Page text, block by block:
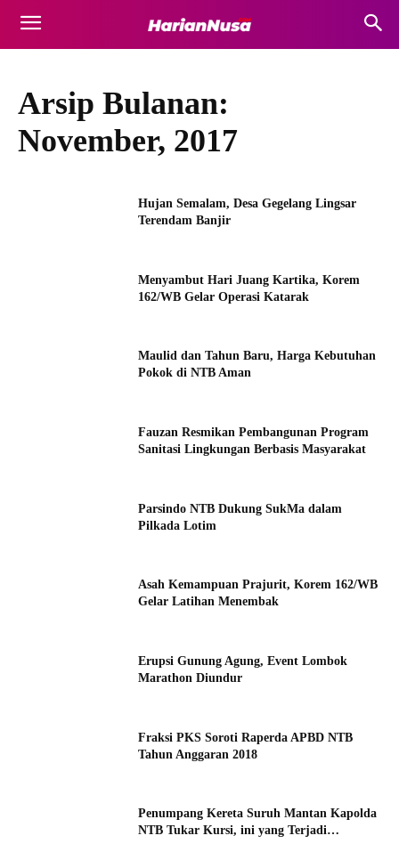
Arsip Bulanan:
November, 2017
Hujan Semalam, Desa Gegelang Lingsar
Terendam Banjir
Menyambut Hari Juang Kartika, Korem
162/WB Gelar Operasi Katarak
Maulid dan Tahun Baru, Harga Kebutuhan
Pokok di NTB Aman
Fauzan Resmikan Pembangunan Program
Sanitasi Lingkungan Berbasis Masyarakat
Parsindo NTB Dukung SukMa dalam
Pilkada Lotim
Asah Kemampuan Prajurit, Korem 162/WB
Gelar Latihan Menembak
Erupsi Gunung Agung, Event Lombok
Marathon Diundur
Fraksi PKS Soroti Raperda APBD NTB
Tahun Anggaran 2018
Penumpang Kereta Suruh Mantan Kapolda
NTB Tukar Kursi, ini yang Terjadi…